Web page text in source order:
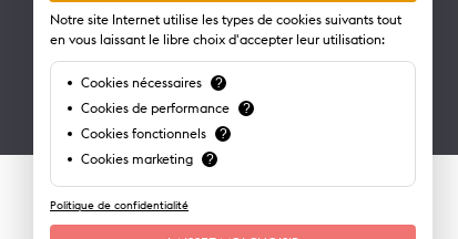
info@lausanne-tourisme.ch
+41 21 613 73 73
Où nous trouver ?
Notre site Internet utilise les types de cookies suivants tout
en vous laissant le libre choix d'accepter leur utilisation:
Cookies nécessaires ?
Cookies de performance ?
Cookies fonctionnels ?
Cookies marketing ?
Politique de confidentialité